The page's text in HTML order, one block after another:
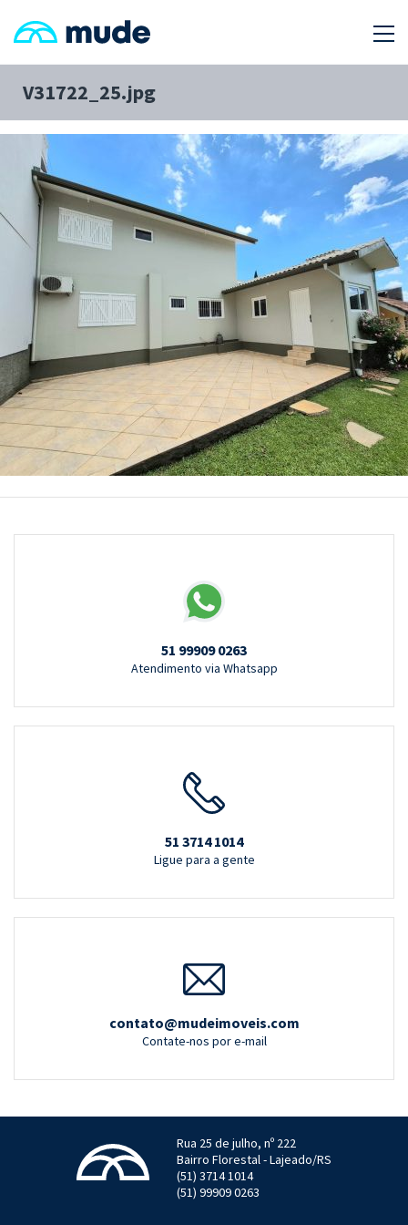
V31722_25.jpg
51 99909 0263
Atendimento via Whatsapp
51 3714 1014
Ligue para a gente
contato@mudeimoveis.com
Contate-nos por e-mail
Rua 25 de julho, nº 222
Bairro Florestal - Lajeado/RS
(51) 3714 1014
(51) 99909 0263